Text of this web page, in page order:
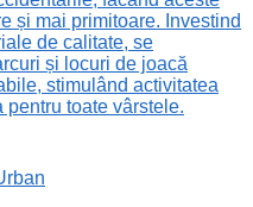
și mai primitoare. Investind
de calitate, se
și locuri de joacă
stimulând activitatea
pentru toate vârstele.